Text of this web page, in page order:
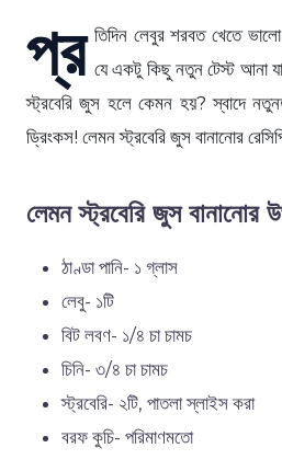
প্র তিদিন লেবুর শরবত খেতে
যে একটু কিছু নতুন টেস্ট আনা
স্ট্রবেরি জুস হলে কেমন হয়? স্বাদে
ড্রিংকস! লেমন স্ট্রবেরি জুস বানানোর
লেমন স্ট্রবেরি জুস বানানোর
ঠাণ্ডা পানি- ১ গ্লাস
লেবু- ১টি
বিট লবণ- ১/৪ চা চামচ
চিনি- ৩/৪ চা চামচ
স্ট্রবেরি- ২টি, পাতলা স্লাইস করা
বরফ কুচি- পরিমাণমতো